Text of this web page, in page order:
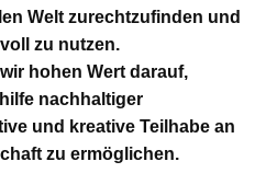
Welt zurechtzufinden und
zu nutzen.
hohen Wert darauf,
nachhaltiger
und kreative Teilhabe an
zu ermöglichen.